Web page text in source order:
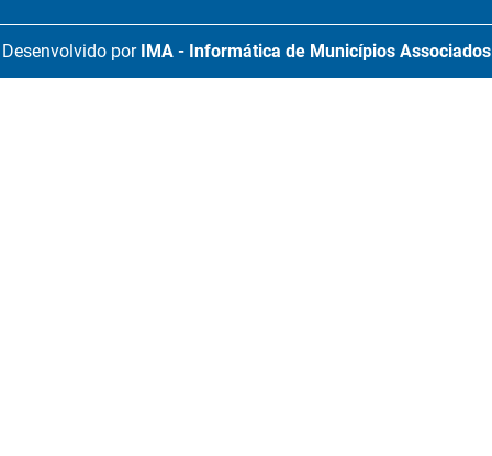
Desenvolvido por IMA - Informática de Municípios Associados